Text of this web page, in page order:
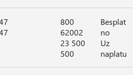
800
62002
23 500
500
Besplat
no
Uz
naplatu